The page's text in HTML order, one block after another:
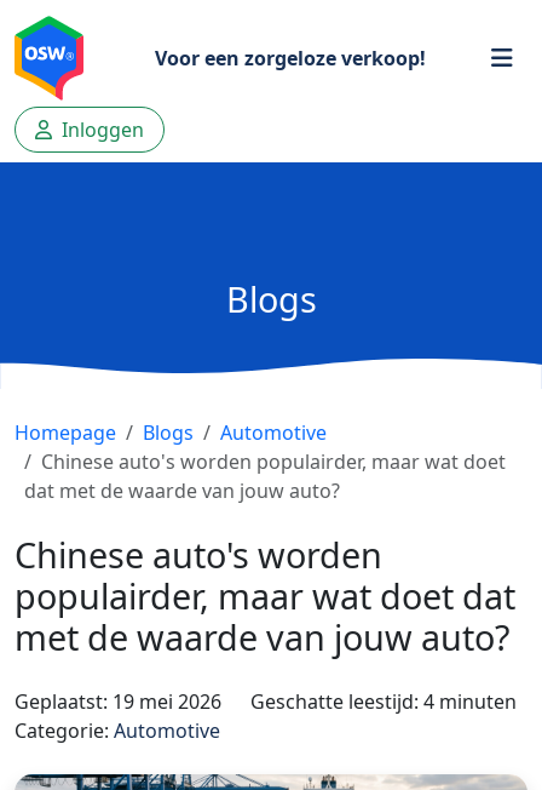
Voor een zorgeloze verkoop!
Inloggen
Blogs
Homepage Blogs
Automotive
Chinese auto's worden populairder, maar wat doet
dat met de waarde van jouw auto?
Chinese auto's worden
populairder, maar wat doet dat
met de waarde van jouw auto?
Geplaatst: 19 mei 2026
Geschatte leestijd: 4 minuten
Categorie: Automotive